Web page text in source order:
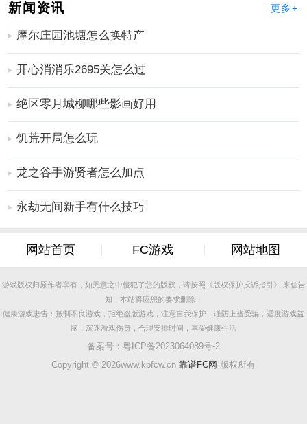
新闻资讯 更多+
摩尔庄园池塘怎么换特产
开心消消乐2695关怎么过
绝区零月城柳哪些影画好用
饥荒开局怎么玩
龙之谷手游贤者怎么加点
永劫无间新手有什么技巧
网站首页 FC游戏 网站地图
游戏版权归原作者享有，如无意之中侵犯了您的版权，请按照《版权保护投诉指引》 来信告
知，本站将应您的要求删除，
健康游戏忠告：抵制不良游戏，拒绝盗版游戏，注意自我保护，谨防上当受骗，适度游戏益
脑，沉迷游戏伤身，合理安排时间，享受健康生活
备案号： 粤ICP备2023064089号-2
Copyright © 2026www.kpfcw.cn 靠谱FC网 版权所有